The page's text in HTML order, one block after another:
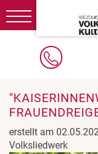
Toggle
navigation
erstellt am
Volksliedwerk